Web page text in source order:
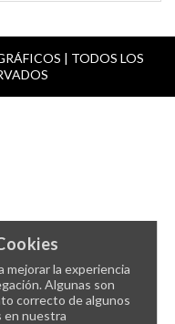
mejorar la experiencia
Algunas son
correcto de algunos
en nuestra
| TODOS LOS